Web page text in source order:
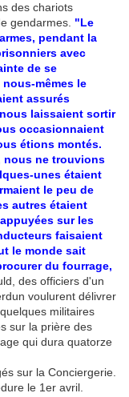
des chariots
gendarmes. "Le
pendant la
avec
de se
mêmes le
assurés
laissaient sortir
occasionnaient
étions montés.
nous ne trouvions
unes étaient
le peu de
autres étaient
sur les
faisaient
le monde sait
du fourrage,
des officiers d'un
voulurent délivrer
militaires
sur la prière des
qui dura quatorze
sur la Conciergerie.
le 1er avril.